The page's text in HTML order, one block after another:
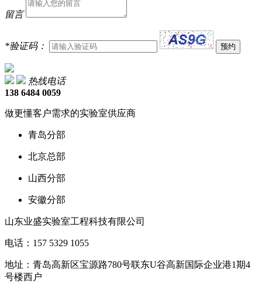
留言
*验证码：
热线电话
138 6484 0059
做更懂客户需求的实验室供应商
青岛分部
北京总部
山西分部
安徽分部
山东业盛实验室工程科技有限公司
电话：157 5329 1055
地址：青岛高新区宝源路780号联东U谷高新国际企业港1期4
号楼西户